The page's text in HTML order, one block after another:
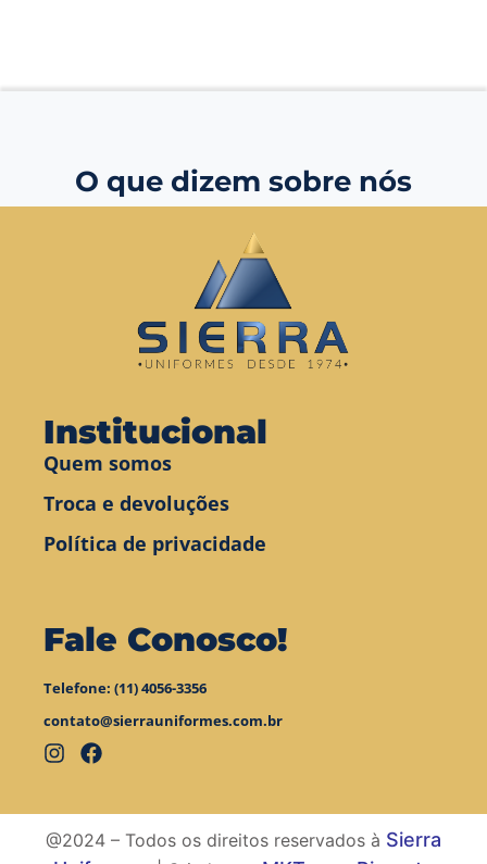
O que dizem sobre nós
Institucional
Quem somos
Troca e devoluções
Política de privacidade
Fale Conosco!
Telefone: (11) 4056-3356
contato@sierrauniformes.com.br
@2024 – Todos os direitos reservados à Sierra